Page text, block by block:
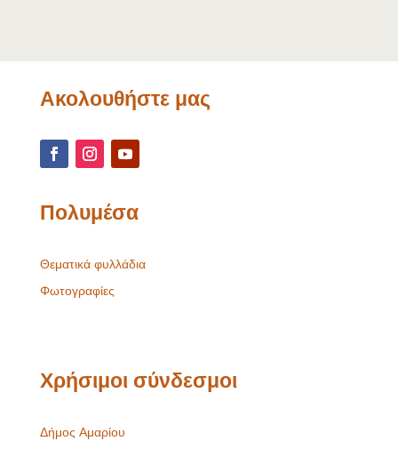
Ακολουθήστε μας
Πολυμέσα
Θεματικά φυλλάδια
Φωτογραφίες
Χρήσιμοι σύνδεσμοι
Δήμος Αμαρίου